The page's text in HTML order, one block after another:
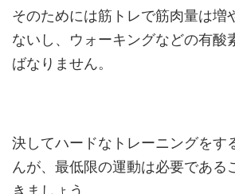
そのためには筋トレで筋肉量は増
ないし、ウォーキングなどの有酸
ばなりません。
決してハードなトレーニングをす
んが、最低限の運動は必要である
きましょう。